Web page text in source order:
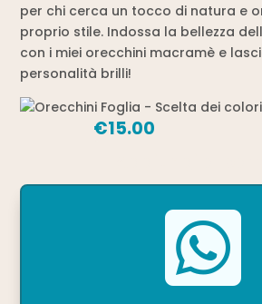
per chi cerca un tocco di natura e
proprio stile. Indossa la bellezza
con i miei orecchini macramè e
personalità brilli!
€15.00
